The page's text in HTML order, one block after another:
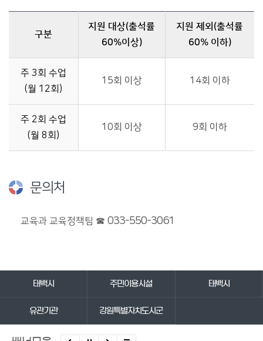
구분
지원 대상(출석률
60%이상)
지원 제외(출석률
60% 이하)
주 3회 수업
(월 12회)
15회 이상 14회 이하
주 2회 수업
(월 8회)
10회 이상 9회 이하
문의처
교육과 교육정책팀 ☎ 033-550-3061
태백시 주민이용시설 태백시
유관기관 강원특별자치도시군